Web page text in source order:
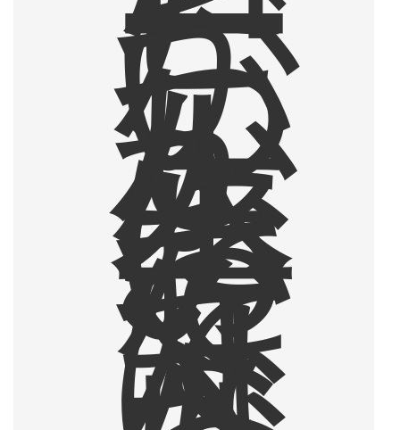
が
、
い
つ
し
か
人
生
に
お
い
て
な
く
て
は